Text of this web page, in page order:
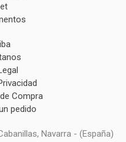
Compra
pedido
Navarra - (España)